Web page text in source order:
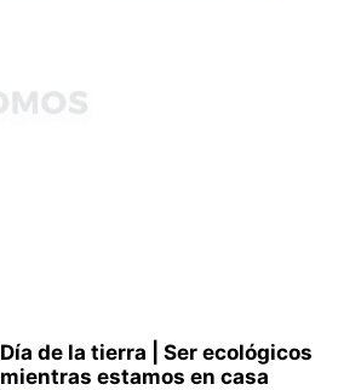
Día de la tierra | Ser ecológicos
mientras estamos en casa